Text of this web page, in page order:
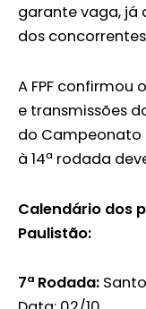
garante vaga, já
dos
A FPF confirmou
e transmissões
do Campeonato
à 14ª rodada
Calendário dos
Paulistão:
7ª Rodada: